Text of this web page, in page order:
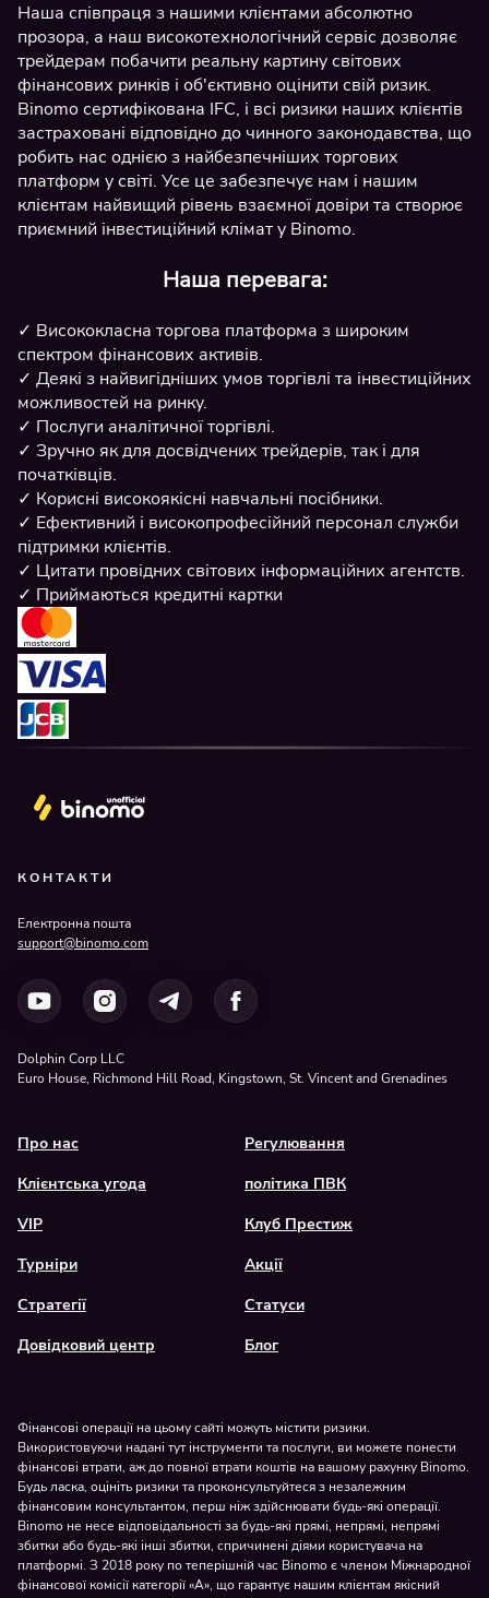
Наша співпраця з нашими клієнтами абсолютно
прозора, а наш високотехнологічний сервіс дозволяє
трейдерам побачити реальну картину світових
фінансових ринків і об'єктивно оцінити свій ризик.
Binomo сертифікована IFC, і всі ризики наших клієнтів
застраховані відповідно до чинного законодавства, що
робить нас однією з найбезпечніших торгових
платформ у світі. Усе це забезпечує нам і нашим
клієнтам найвищий рівень взаємної довіри та створює
приємний інвестиційний клімат у Binomo.
Наша перевага:
Висококласна торгова платформа з широким
спектром фінансових активів.
Деякі з найвигідніших умов торгівлі та інвестиційних
можливостей на ринку.
Послуги аналітичної торгівлі.
Зручно як для досвідчених трейдерів, так і для
початківців.
Корисні високоякісні навчальні посібники.
Ефективний і високопрофесійний персонал служби
підтримки клієнтів.
Цитати провідних світових інформаційних агентств.
Приймаються кредитні картки
КОНТАКТИ
Електронна пошта
support@binomo.com
Dolphin Corp LLC
Euro House, Richmond Hill Road, Kingstown, St. Vincent and Grenadines
Про нас
Регулювання
Клієнтська угода
політика ПВК
VIP
Клуб Престиж
Турніри
Акції
Стратегії
Статуси
Довідковий центр
Блог
Фінансові операції на цьому сайті можуть містити ризики.
Використовуючи надані тут інструменти та послуги, ви можете понести
фінансові втрати, аж до повної втрати коштів на вашому рахунку Binomo.
Будь ласка, оцініть ризики та проконсультуйтеся з незалежним
фінансовим консультантом, перш ніж здійснювати будь-які операції.
Binomo не несе відповідальності за будь-які прямі, непрямі, непрямі
збитки або будь-які інші збитки, спричинені діями користувача на
платформі. З 2018 року по теперішній час Binomo є членом Міжнародної
фінансової комісії категорії «А», що гарантує нашим клієнтам якісний